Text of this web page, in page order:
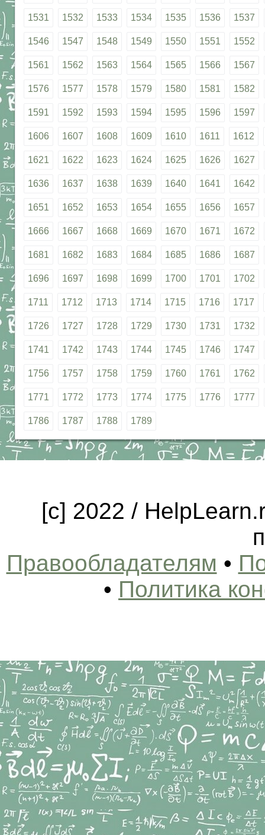
1531 1532 1533 1534 1535 1536 1537
1546 1547 1548 1549 1550 1551 1552
1561 1562 1563 1564 1565 1566 1567
1576 1577 1578 1579 1580 1581 1582
1591 1592 1593 1594 1595 1596 1597
1606 1607 1608 1609 1610 1611 1612
1621 1622 1623 1624 1625 1626 1627
1636 1637 1638 1639 1640 1641 1642
1651 1652 1653 1654 1655 1656 1657
1666 1667 1668 1669 1670 1671 1672
1681 1682 1683 1684 1685 1686 1687
1696 1697 1698 1699 1700 1701 1702
1711 1712 1713 1714 1715 1716 1717
1726 1727 1728 1729 1730 1731 1732
1741 1742 1743 1744 1745 1746 1747
1756 1757 1758 1759 1760 1761 1762
1771 1772 1773 1774 1775 1776 1777
1786 1787 1788 1789
[c] 2022 /
Правообладателям •
• Политика